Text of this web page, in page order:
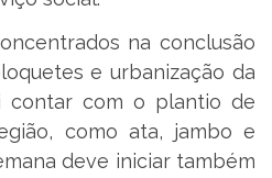
na conclusão
e urbanização da
contar com o plantio de
como ata, jambo e
deve iniciar também